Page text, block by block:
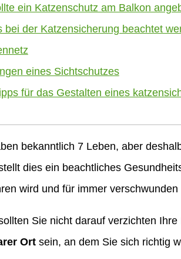
ein Katzenschutz am Balkon
bei der Katzensicherung beachtet
eines Sichtschutzes
für das Gestalten eines
bekanntlich 7 Leben, aber
dies ein beachtliches
wird und für immer verschwunden
Sie nicht darauf verzichten
Ortsein, an dem Sie sich richtig